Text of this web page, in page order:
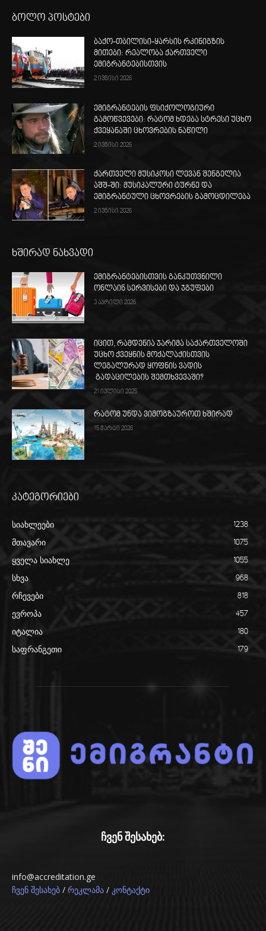
ბოლო პოსტები
ბაქო-თბილისი-ყარსის რკინიგზის
მითები: რეალობა ქართველი
ემიგრანტებისთვის
2 ივნისი 2026
ემიგრანტების ფსიქოლოგიური
გამოწვევები: რატომ ხდება სტრესი უცხო
ქვეყანაში ცხოვრების ნაწილი
2 ივნისი 2026
ქართველი მუსიკოსი ლევან შენგელია
აშშ-ში: მუსიკალური ტურნე და
ემიგრანტული ცხოვრების გამოცდილება
2 ივნისი 2026
ხშირად ნახვადი
ემიგრანტებისთვის განკუთვნილი
ონლაინ სერვისები და ჯგუფები
3 აპრილი 2026
იცით, რამდენია ჯარიმა საქართველოში
უცხო ქვეყნის მოქალაქისთვის
ლეგალურად ყოფნის ვადის
გადაცილების შემთხვევაში?
21 ივლისი 2025
რატომ უნდა ვიმოგზაუროთ ხშირად
15 მარტი 2026
კატეგორიები
სიახლეები 1238
მთავარი 1075
ყველა სიახლე 1055
სხვა 968
რჩევები 818
ევროპა 457
იტალია 180
საფრანგეთი 179
ჩვენ შესახებ:
info@accreditation.ge
ჩვენ შესახებ / რეკლამა / კონტაქტი